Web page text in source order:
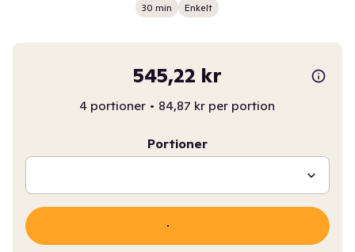
30 min Enkelt
545,22 kr
4 portioner • 84,87 kr per portion
Portioner